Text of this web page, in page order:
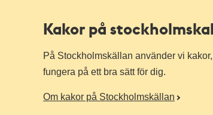
Kakor på
På Stockholmskällan använder vi
fungera på ett bra sätt för dig.
Om kakor på Stockholmskällan